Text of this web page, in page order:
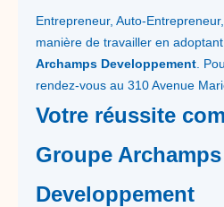
Entrepreneur, Auto-
manière de travailler en
Archamps Developpement .
rendez-vous au 310 Avenue
Votre réussite
Groupe Archamps
Developpement